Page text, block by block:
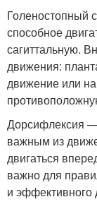
Голеностопный
способное
сагиттальную.
движения:
движение или
Дорсифлексия
важным из
двигаться
важно для
и эффективного